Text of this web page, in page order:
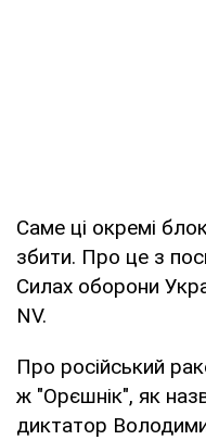
Саме ці окремі
збити. Про це з
Силах оборони
NV.
Про російський
ж "Орєшнік", як
диктатор